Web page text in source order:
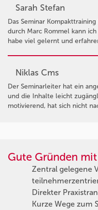
Sarah Stefan
Das Seminar
durch Marc Rommel kann
habe viel gelernt und
Niklas Cms
Der Seminarleiter hat ein
und die Inhalte leicht
motivierend, hat sich nicht
Gute Gründen
Zentral gelegene
Direkter
Kurze Wege zum